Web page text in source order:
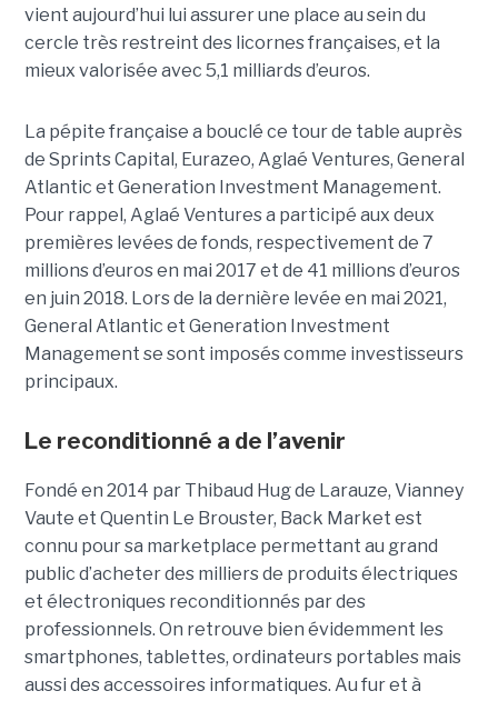
vient aujourd’hui lui assurer une place au sein du
cercle très restreint des licornes françaises, et la
mieux valorisée avec 5,1 milliards d’euros.
La pépite française a bouclé ce tour de table auprès
de Sprints Capital, Eurazeo, Aglaé Ventures, General
Atlantic et Generation Investment Management.
Pour rappel, Aglaé Ventures a participé aux deux
premières levées de fonds, respectivement de 7
millions d’euros en mai 2017 et de 41 millions d’euros
en juin 2018. Lors de la dernière levée en mai 2021,
General Atlantic et Generation Investment
Management se sont imposés comme investisseurs
principaux.
Le reconditionné a de l’avenir
Fondé en 2014 par Thibaud Hug de Larauze, Vianney
Vaute et Quentin Le Brouster, Back Market est
connu pour sa marketplace permettant au grand
public d’acheter des milliers de produits électriques
et électroniques reconditionnés par des
professionnels. On retrouve bien évidemment les
smartphones, tablettes, ordinateurs portables mais
aussi des accessoires informatiques. Au fur et à